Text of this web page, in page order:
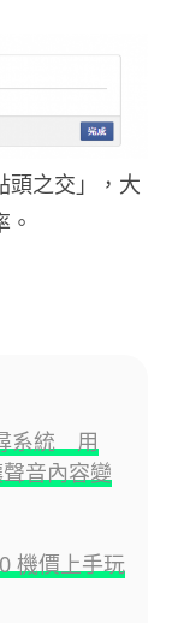
之交」，大
系統 用
音內容變
機價上手玩